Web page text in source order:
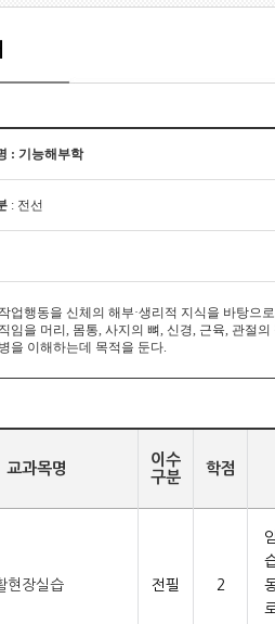
: 기능해부학
: 전선
업행동을 신체의 해부·생리적 지식을 바탕으
임을 머리, 몸통, 사지의 뼈, 신경, 근육, 관절
을 이해하는데 목적을 둔다.
교과목명
이수
구분
학점
현장실습 전필 2